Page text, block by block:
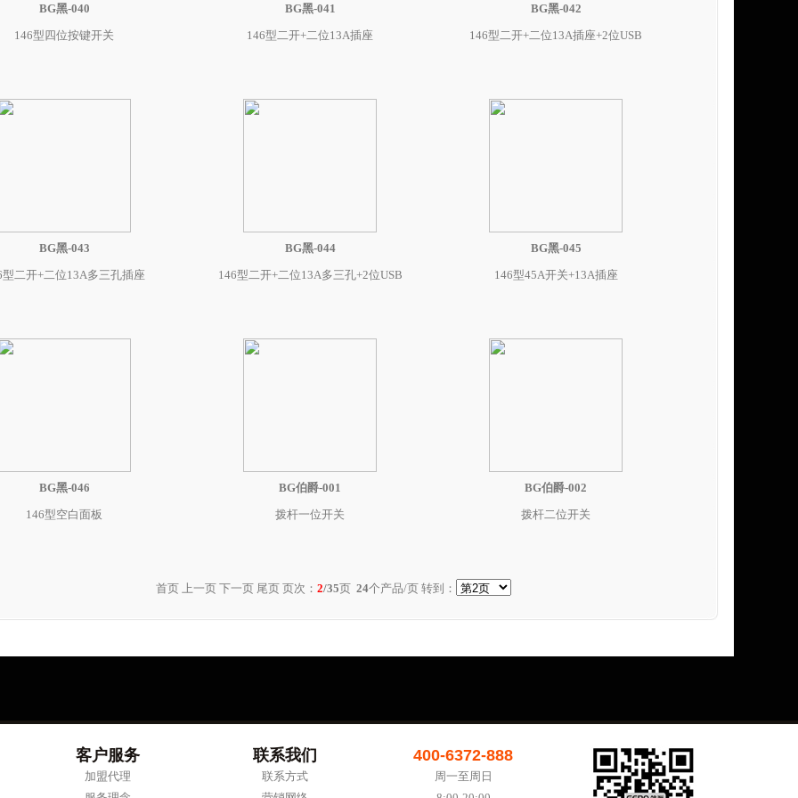
BG黑-040
146型四位按键开关
BG黑-041
146型二开+二位13A插座
BG黑-042
146型二开+二位13A插座+2位USB
BG黑-043
型二开+二位13A多三孔插座
BG黑-044
146型二开+二位13A多三孔+2位USB
BG黑-045
146型45A开关+13A插座
BG黑-046
146型空白面板
BG伯爵-001
拨杆一位开关
BG伯爵-002
拨杆二位开关
首页 上一页 下一页 尾页页次： 2/35页 24个产品/页 转到：
客户服务
加盟代理
联系我们
联系方式
400-6372-888
周一至周日